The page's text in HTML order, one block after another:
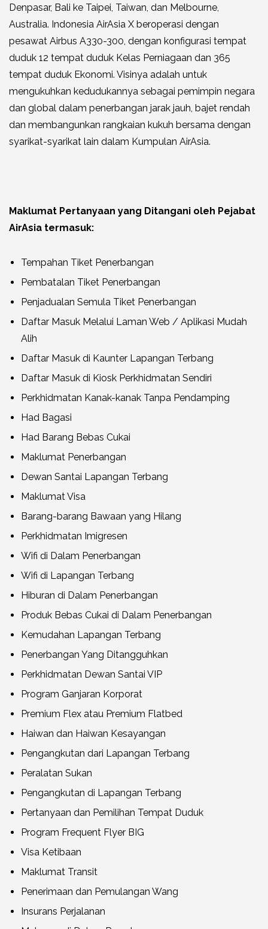
Denpasar, Bali ke Taipei, Taiwan, dan Melbourne,
Australia. Indonesia AirAsia X beroperasi dengan
pesawat Airbus A330-300, dengan konfigurasi tempat
duduk 12 tempat duduk Kelas Perniagaan dan 365
tempat duduk Ekonomi. Visinya adalah untuk
mengukuhkan kedudukannya sebagai pemimpin negara
dan global dalam penerbangan jarak jauh, bajet rendah
dan membangunkan rangkaian kukuh bersama dengan
syarikat-syarikat lain dalam Kumpulan AirAsia.
Maklumat Pertanyaan yang Ditangani oleh Pejabat
AirAsia termasuk:
Tempahan Tiket Penerbangan
Pembatalan Tiket Penerbangan
Penjadualan Semula Tiket Penerbangan
Daftar Masuk Melalui Laman Web / Aplikasi Mudah
Alih
Daftar Masuk di Kaunter Lapangan Terbang
Daftar Masuk di Kiosk Perkhidmatan Sendiri
Perkhidmatan Kanak-kanak Tanpa Pendamping
Had Bagasi
Had Barang Bebas Cukai
Maklumat Penerbangan
Dewan Santai Lapangan Terbang
Maklumat Visa
Barang-barang Bawaan yang Hilang
Perkhidmatan Imigresen
Wifi di Dalam Penerbangan
Wifi di Lapangan Terbang
Hiburan di Dalam Penerbangan
Produk Bebas Cukai di Dalam Penerbangan
Kemudahan Lapangan Terbang
Penerbangan Yang Ditangguhkan
Perkhidmatan Dewan Santai VIP
Program Ganjaran Korporat
Premium Flex atau Premium Flatbed
Haiwan dan Haiwan Kesayangan
Pengangkutan dari Lapangan Terbang
Peralatan Sukan
Pengangkutan di Lapangan Terbang
Pertanyaan dan Pemilihan Tempat Duduk
Program Frequent Flyer BIG
Visa Ketibaan
Maklumat Transit
Penerimaan dan Pemulangan Wang
Insurans Perjalanan